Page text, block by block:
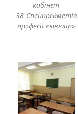
кабінет
38_Спецпредметів
професії «ювелір»